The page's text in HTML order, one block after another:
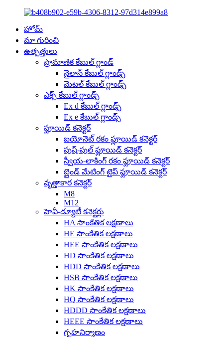
హోమ్
మా గురించి
ఉత్పత్తులు
ప్రామాణిక కేబుల్ గ్లాండ్
నైలాన్ కేబుల్ గ్లాండ్స్
మెటల్ కేబుల్ గ్లాండ్స్
ఎక్స్ కేబుల్ గ్లాండ్స్
Ex d కేబుల్ గ్లాండ్స్
Ex e కేబుల్ గ్లాండ్స్
ఫ్లూయిడ్ కనెక్టర్
బయోనెట్ రకం ఫ్లూయిడ్ కనెక్టర్
పుష్-పుల్ ఫ్లూయిడ్ కనెక్టర్
స్వీయ-లాకింగ్ రకం ఫ్లూయిడ్ కనెక్టర్
బ్లైండ్ మేటింగ్ టైప్ ఫ్లూయిడ్ కనెక్టర్
వృత్తాకార కనెక్టర్
M8
M12
హెవీ-డ్యూటీ కనెక్టర్లు
HA సాంకేతిక లక్షణాలు
HE సాంకేతిక లక్షణాలు
HEE సాంకేతిక లక్షణాలు
HD సాంకేతిక లక్షణాలు
HDD సాంకేతిక లక్షణాలు
HSB సాంకేతిక లక్షణాలు
HK సాంకేతిక లక్షణాలు
HQ సాంకేతిక లక్షణాలు
HDDD సాంకేతిక లక్షణాలు
HEEE సాంకేతిక లక్షణాలు
గృహనిర్మాణం